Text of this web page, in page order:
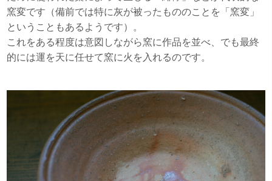
窯変です（備前では特に灰が被ったもののことを「窯変」
ということもあるようです）。
これをある程度は意図しながら窯に作品を並べ、でも最終
的には運を天に任せて窯に火を入れるのです。